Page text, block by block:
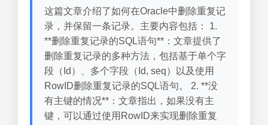
这篇文章介绍了如何在Oracle中删除重复记
录，并保留一条记录。主要内容包括： 1.
**删除重复记录的SQL语句**：文章提供了
删除重复记录的多种方法，包括基于单个字
段（Id）、多个字段（Id, seq）以及使用
RowID删除重复记录的SQL语句。 2. **没
有主键的情况**：文章指出，如果没有主
键，可以通过使用RowID来实现删除重复